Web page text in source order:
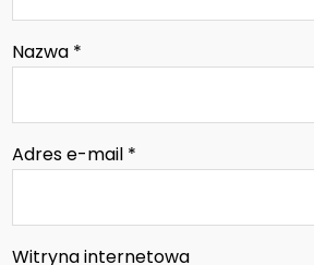
Nazwa *
Adres e-mail *
Witryna internetowa